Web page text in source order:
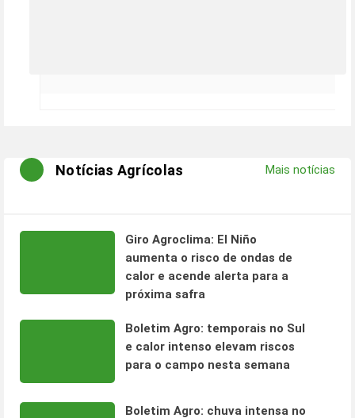
Notícias Agrícolas Mais notícias
Giro Agroclima: El Niño
aumenta o risco de ondas de
calor e acende alerta para a
próxima safra
Boletim Agro: temporais no Sul
e calor intenso elevam riscos
para o campo nesta semana
Boletim Agro: chuva intensa no